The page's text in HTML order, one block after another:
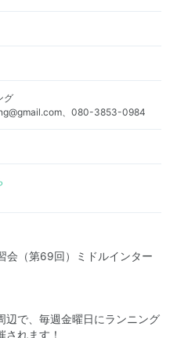
グ
、080-3853-0984
会（第69回）ミドルインター
辺で、毎週金曜日にランニング
れます！